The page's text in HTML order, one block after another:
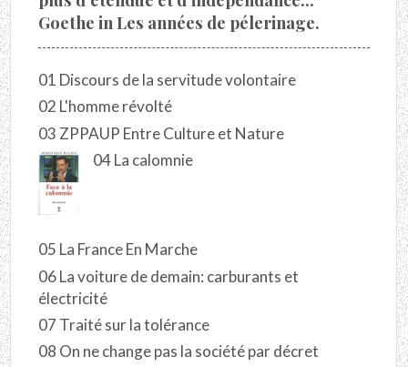
Goethe in Les années de pélerinage.
01 Discours de la servitude volontaire
02 L'homme révolté
03 ZPPAUP Entre Culture et Nature
04 La calomnie
05 La France En Marche
06 La voiture de demain: carburants et
électricité
07 Traité sur la tolérance
08 On ne change pas la société par décret